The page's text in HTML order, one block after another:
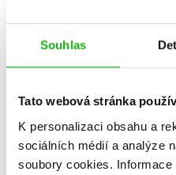
Souhlas
Tato webová stránka
K personalizaci obsahu a
sociálních médií a analýze
soubory cookies. Informace